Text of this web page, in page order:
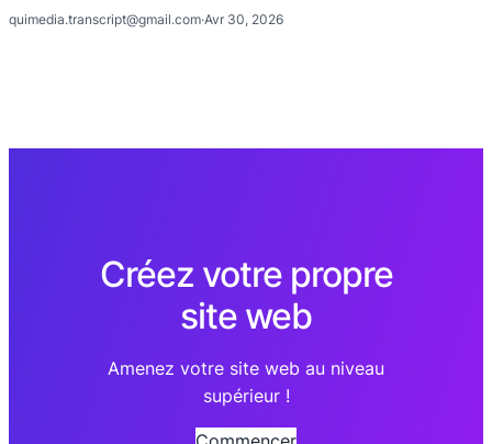
quimedia.transcript@gmail.com·Avr 30, 2026
Créez votre propre
site web
Amenez votre site web au niveau
supérieur !